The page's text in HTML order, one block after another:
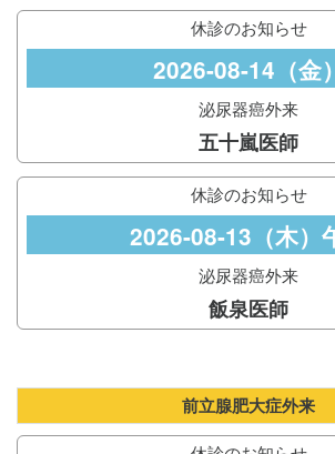
休診のお知らせ
2026-08-14（金）
泌尿器癌外来
五十嵐医師
休診のお知らせ
2026-08-13（木）
泌尿器癌外来
飯泉医師
前立腺肥大症外来